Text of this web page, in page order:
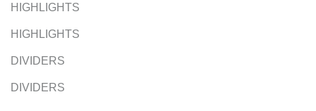
HIGHLIGHTS
HIGHLIGHTS
DIVIDERS
DIVIDERS